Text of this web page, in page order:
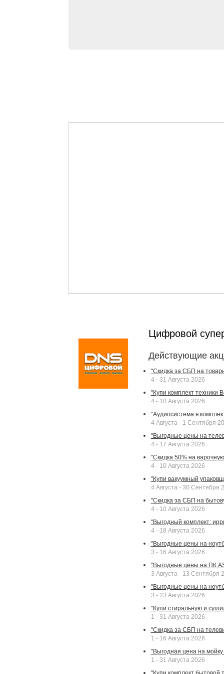
Цифровой
Действующие
"Скидка за СБП на
4 - 31 Августа 2026
"Купи комплект техники
4 - 10 Августа 2026
"Аудиосистема в
4 Августа - 1 Сентября
"Выгодные цены на
4 - 17 Августа 2026
"Скидка 50% на
4 - 10 Августа 2026
"Купи вакуумный
4 Августа - 30 Сентября
"Скидка за СБП на
4 - 10 Августа 2026
"Выгодный комплект:
4 - 18 Августа 2026
"Выгодные цены на
3 - 16 Августа 2026
"Выгодные цены на ПК
3 Августа - 13 Сентября
"Выгодные цены на
3 - 23 Августа 2026
"Купи стиральную и
1 - 31 Августа 2026
"Скидка за СБП на
1 - 16 Августа 2026
"Выгодная цена на
1 - 31 Августа 2026